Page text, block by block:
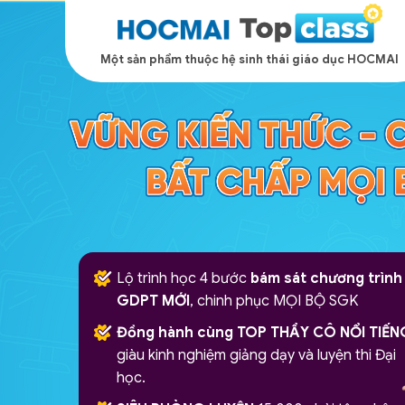
Lộ trình học 4 bước bám sát chương trình
GDPT MỚI, chinh phục MỌI BỘ SGK
Đồng hành cùng TOP THẦY CÔ NỔI
giàu kinh nghiệm giảng dạy và luyện thi Đại
học.
Một sản phẩm thuộc hệ sinh thái giáo dục HOCMAI